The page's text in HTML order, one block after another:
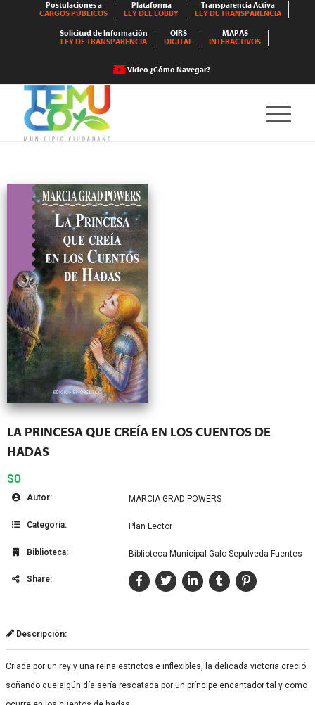
Postulaciones a
CARGOS PÚBLICOS
Plataforma
LEY DEL LOBBY
Transparencia Activa
LEY DE TRANSPARENCIA
Solicitud de Información
LEY DE TRANSPARENCIA
OIRS
DIGITAL
MAPAS
INTERACTIVOS
Video ¿Cómo Navegar?
LA PRINCESA QUE CREÍA EN LOS CUENTOS DE
HADAS
$0
Autor: MARCIA GRAD POWERS
Categoría: Plan Lector
Biblioteca: Biblioteca Municipal Galo Sepúlveda Fuentes
Share:
Descripción:
Criada por un rey y una reina estrictos e inflexibles, la delicada victoria creció
soñando que algún día sería rescatada por un príncipe encantador tal y como